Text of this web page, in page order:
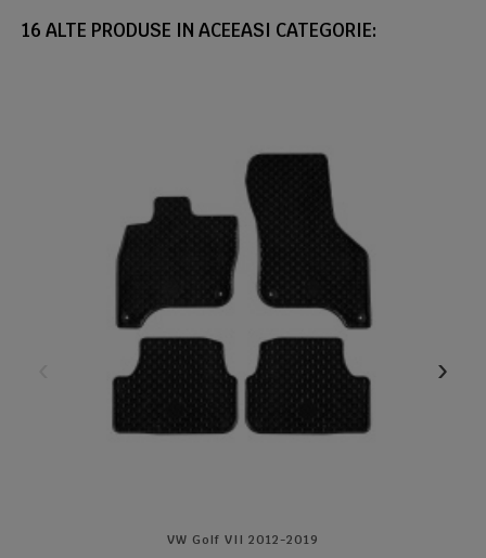
16 ALTE PRODUSE IN ACEEASI CATEGORIE:
VW Golf VII 2012-2019